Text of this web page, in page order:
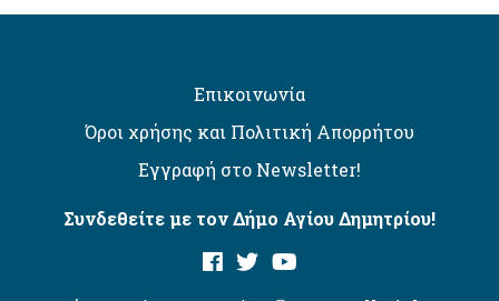
Επικοινωνία
Όροι χρήσης και Πολιτική Απορρήτου
Εγγραφή στο Newsletter!
Συνδεθείτε με τον Δήμο Αγίου Δημητρίου!